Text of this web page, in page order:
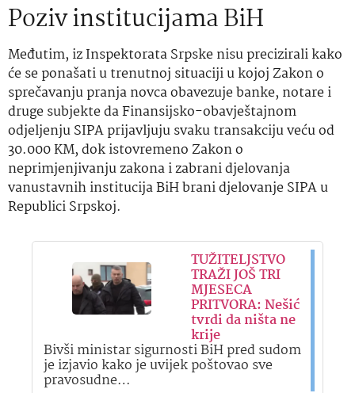
Poziv institucijama BiH
Međutim, iz Inspektorata Srpske nisu precizirali kako
će se ponašati u trenutnoj situaciji u kojoj Zakon o
sprečavanju pranja novca obavezuje banke, notare i
druge subjekte da Finansijsko-obavještajnom
odjeljenju SIPA prijavljuju svaku transakciju veću od
30.000 KM, dok istovremeno Zakon o
neprimjenjivanju zakona i zabrani djelovanja
vanustavnih institucija BiH brani djelovanje SIPA u
Republici Srpskoj.
TUŽITELJSTVO
TRAŽI JOŠ TRI
MJESECA
PRITVORA: Nešić
tvrdi da ništa ne
krije
Bivši ministar sigurnosti BiH pred sudom
je izjavio kako je uvijek poštovao sve
pravosudne…